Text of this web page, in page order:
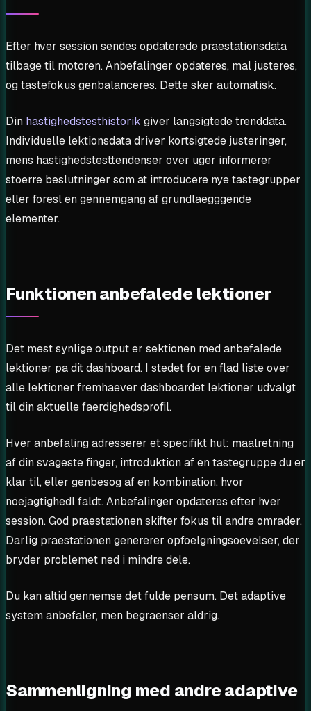
Efter hver session sendes opdaterede praestationsdata
tilbage til motoren. Anbefalinger opdateres, mal justeres,
og tastefokus genbalanceres. Dette sker automatisk.
Din hastighedstesthistorik giver langsigtede trenddata.
Individuelle lektionsdata driver kortsigtede justeringer,
mens hastighedstesttendenser over uger informerer
stoerre beslutninger som at introducere nye tastegrupper
eller foresl en gennemgang af grundlaegggende
elementer.
Funktionen anbefalede lektioner
Det mest synlige output er sektionen med anbefalede
lektioner pa dit dashboard. I stedet for en flad liste over
alle lektioner fremhaever dashboardet lektioner udvalgt
til din aktuelle faerdighedsprofil.
Hver anbefaling adresserer et specifikt hul: maalretning
af din svageste finger, introduktion af en tastegruppe du er
klar til, eller genbesog af en kombination, hvor
noejagtighedl faldt. Anbefalinger opdateres efter hver
session. God praestationen skifter fokus til andre omrader.
Darlig praestationen genererer opfoelgningsoevelser, der
bryder problemet ned i mindre dele.
Du kan altid gennemse det fulde pensum. Det adaptive
system anbefaler, men begraenser aldrig.
Sammenligning med andre adaptive